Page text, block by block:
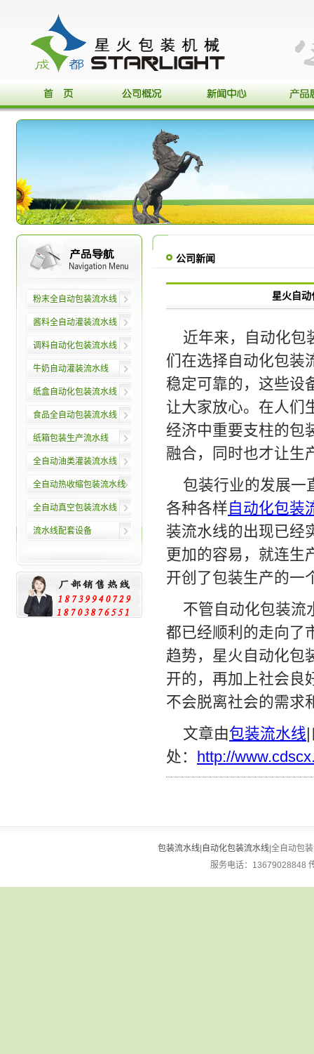
粉末全自动包装流水线
酱料全自动灌装流水线
调料自动化包装流水线
牛奶自动灌装流水线
纸盒自动化包装流水线
食品全自动包装流水线
纸箱包装生产流水线
全自动油类灌装流水线
全自动热收缩包装流水线
全自动真空包装流水线
流水线配套设备
公司新闻
星火自动
近年来，自动化包
们在选择自动化包装
稳定可靠的，这些设
让大家放心。在人们
经济中重要支柱的包
融合，同时也才让生
包装行业的发展一
各种各样自动化包装
装流水线的出现已经
更加的容易，就连生
开创了包装生产的一
不管自动化包装流
都已经顺利的走向了
趋势，星火自动化包
开的，再加上社会良
不会脱离社会的需求
文章由包装流水线
处： http://
包装流水线 自动化包装流水线 |全自动包
服务电话：13679028848